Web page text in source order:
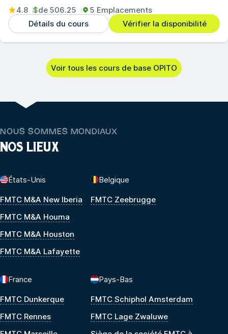
4.8 $de 506.25
5 Emplacements
Détails du cours
Vérifier la disponibilité
Voir tous les cours de base OPITO
NOUS SOMMES MONDIAUX
NOS LIEUX
États-Unis
FMTC M&A New Iberia
FMTC M&A Houma
FMTC M&A Houston
FMTC M&A Lafayette
Belgique
FMTC Zeebrugge
France
FMTC Dunkerque
FMTC Rennes
Pays-Bas
FMTC Schiphol Amsterdam
FMTC Lage Zwaluwe